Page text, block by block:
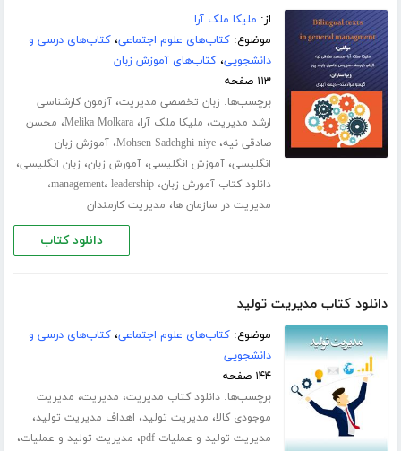
از: ملیکا ملک آرا
موضوع:کتاب‌های علوم اجتماعی،کتاب‌های درسی و
دانشجویی،کتاب‌های آموزش زبان
۱۱۳ صفحه
برچسب‌ها: زبان تخصصی مدیریت،آزمون کارشناسی
ارشد مدیریت، ملیکا ملک آرا،Melika Molkara، محسن
صادقی نیه،Mohsen Sadehghi niye،آموزش زبان
انگلیسی،آموزش انگلیسی،آمورش زبان، زبان انگلیسی،
دانلود کتاب آمورش زبان، management، leadership ،
مدیریت در سازمان ها، مدیریت کارمندان
دانلود کتاب
دانلود کتاب مدیریت تولید
موضوع:کتاب‌های علوم اجتماعی،کتاب‌های درسی و
دانشجویی
۱۴۴ صفحه
برچسب‌ها:دانلود کتاب مدیریت، مدیریت، مدیریت
موجودی کالا، مدیریت تولید، اهداف مدیریت تولید،
مدیریت تولید و عملیات pdf ، مدیریت تولید و عملیات،